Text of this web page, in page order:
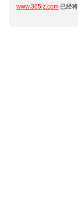
www.365jz.com 已经